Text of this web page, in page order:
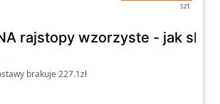
szt
rajstopy wzorzyste - jak
brakuje 227.1zł